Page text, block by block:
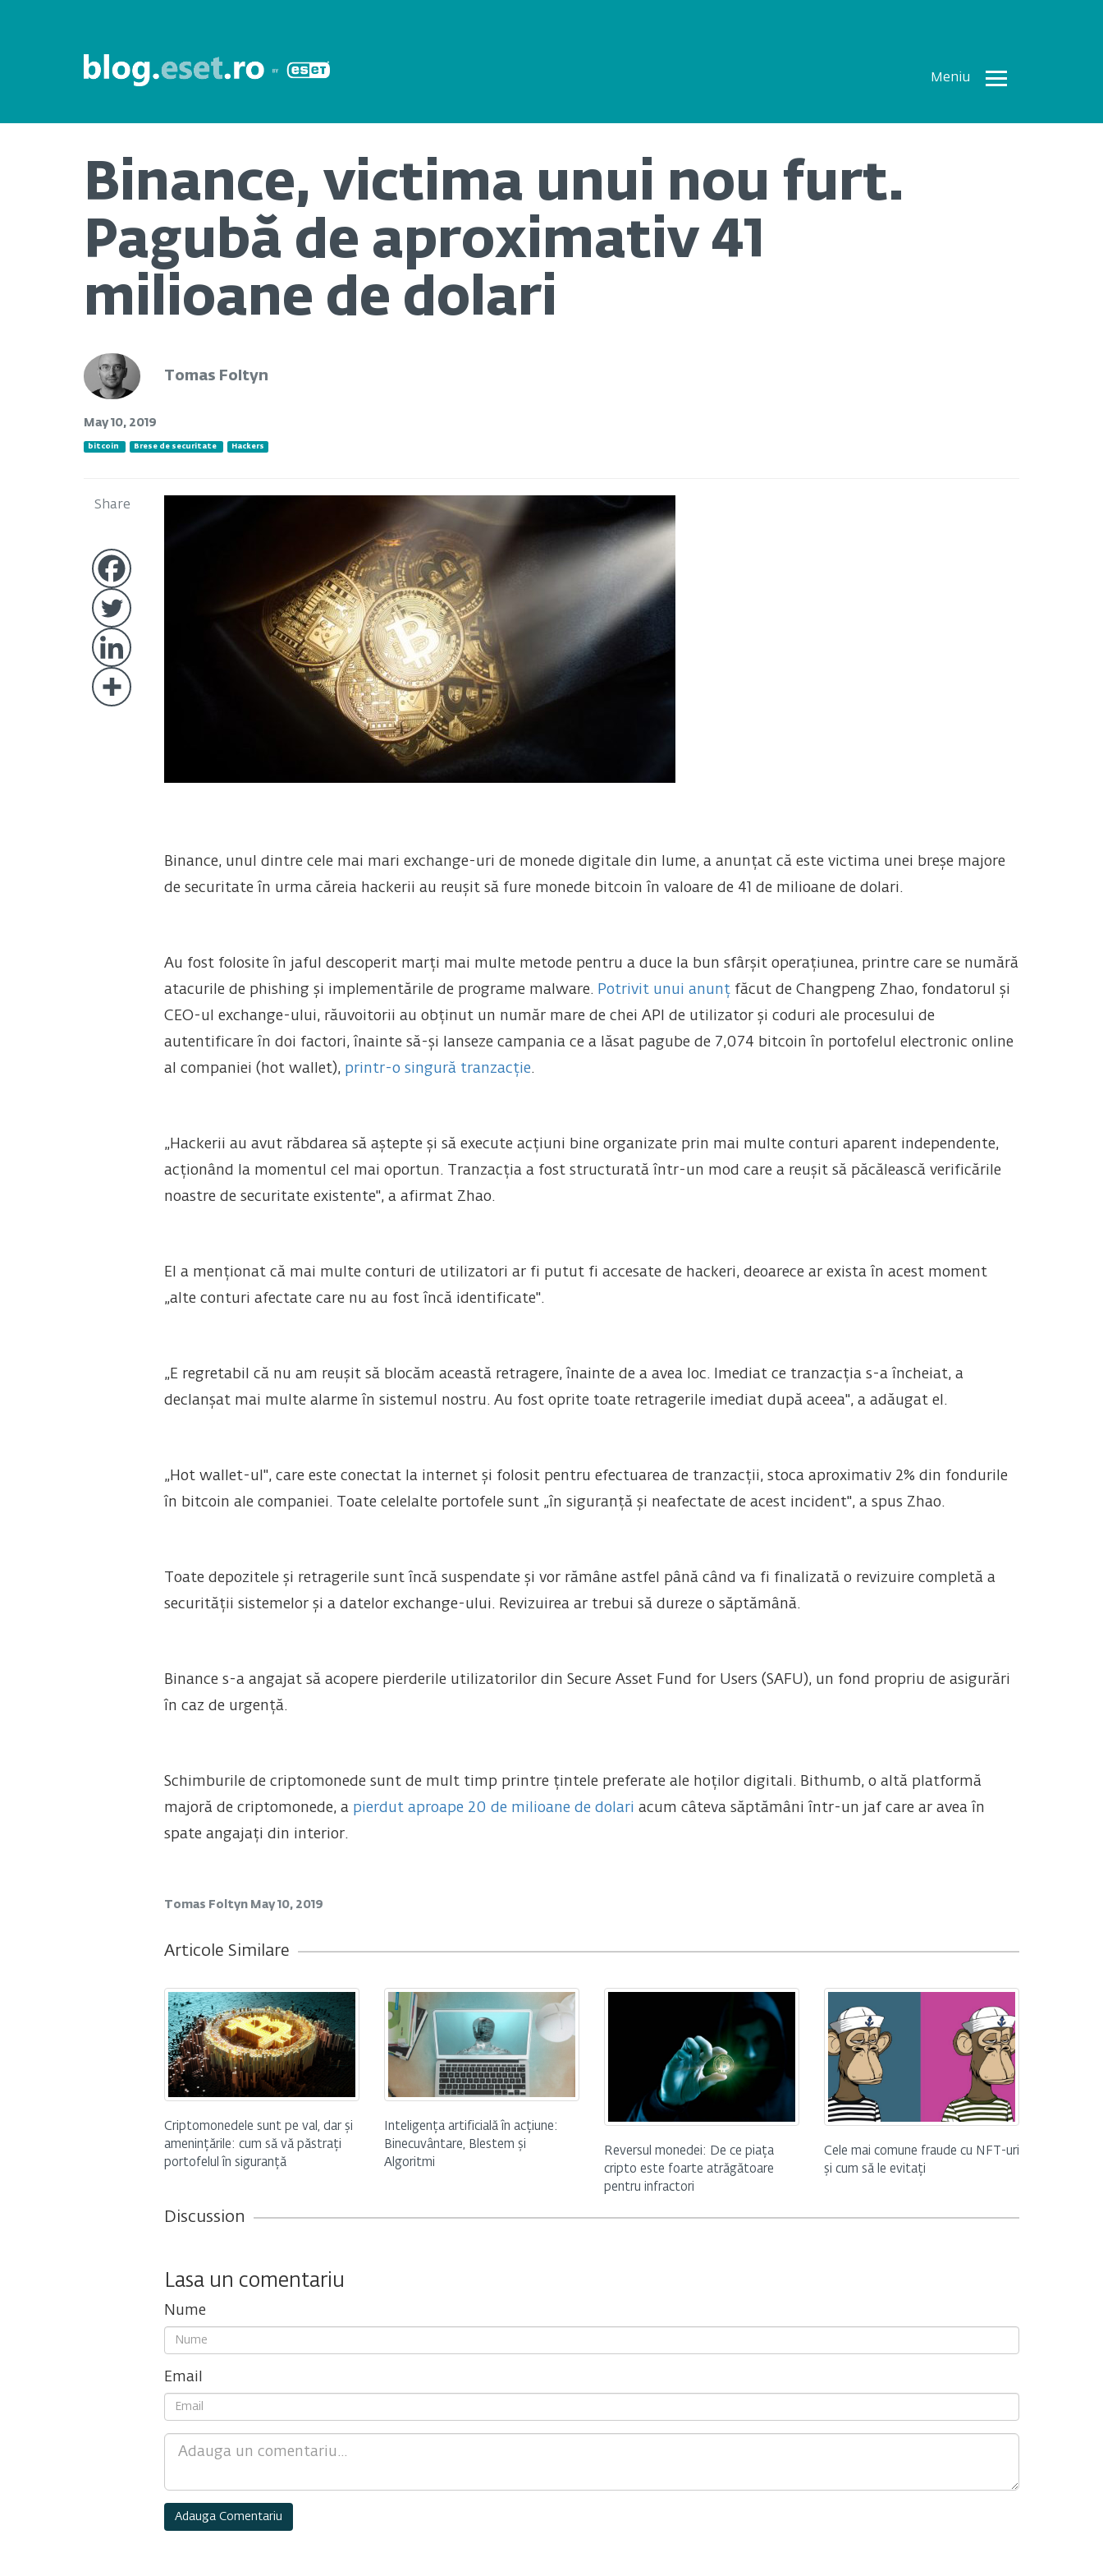
Meniu
Toate
Binance, victima unui nou furt.
Pagubă de aproximativ 41
milioane de dolari
Tomas Foltyn
May 10, 2019
bitcoin Brese de securitate Hackers
Share
Binance, unul dintre cele mai mari exchange-uri de monede digitale din lume, a anunțat că este victima unei breșe majore
de securitate în urma căreia hackerii au reușit să fure monede bitcoin în valoare de 41 de milioane de dolari.
Au fost folosite în jaful descoperit marți mai multe metode pentru a duce la bun sfârșit operațiunea, printre care se numără
atacurile de phishing și implementările de programe malware. Potrivit unui anunțfăcut de Changpeng Zhao, fondatorul și
CEO-ul exchange-ului, răuvoitorii au obținut un număr mare de chei API de utilizator și coduri ale procesului de
autentificare în doi factori, înainte să-și lanseze campania ce a lăsat pagube de 7,074 bitcoin în portofelul electronic online
al companiei (hot wallet), printr-o singură tranzacție.
„Hackerii au avut răbdarea să aștepte și să execute acțiuni bine organizate prin mai multe conturi aparent independente,
acționând la momentul cel mai oportun. Tranzacția a fost structurată într-un mod care a reușit să păcălească verificările
noastre de securitate existente", a afirmat Zhao.
El a menționat că mai multe conturi de utilizatori ar fi putut fi accesate de hackeri, deoarece ar exista în acest moment
„alte conturi afectate care nu au fost încă identificate".
„E regretabil că nu am reușit să blocăm această retragere, înainte de a avea loc. Imediat ce tranzacția s-a încheiat, a
declanșat mai multe alarme în sistemul nostru. Au fost oprite toate retragerile imediat după aceea", a adăugat el.
„Hot wallet-ul", care este conectat la internet și folosit pentru efectuarea de tranzacții, stoca aproximativ 2% din fondurile
în bitcoin ale companiei. Toate celelalte portofele sunt „în siguranță și neafectate de acest incident", a spus Zhao.
Toate depozitele și retragerile sunt încă suspendate și vor rămâne astfel până când va fi finalizată o revizuire completă a
securității sistemelor și a datelor exchange-ului. Revizuirea ar trebui să dureze o săptămână.
Binance s-a angajat să acopere pierderile utilizatorilor din Secure Asset Fund for Users (SAFU), un fond propriu de asigurări
în caz de urgență.
Schimburile de criptomonede sunt de mult timp printre țintele preferate ale hoților digitali. Bithumb, o altă platformă
majoră de criptomonede, a pierdut aproape 20 de milioane de dolari acum câteva săptămâni într-un jaf care ar avea în
spate angajați din interior.
Tomas Foltyn May 10, 2019
Articole Similare
Criptomonedele sunt pe val, dar și
amenințările: cum să vă păstrați
portofelul în siguranță
Inteligența artificială în acțiune:
Binecuvântare, Blestem și
Algoritmi
Reversul monedei: De ce piața
cripto este foarte atrăgătoare
pentru infractori
Cele mai comune fraude cu NFT-uri
și cum să le evitați
Discussion
Lasa un comentariu
Nume
Email
Comment